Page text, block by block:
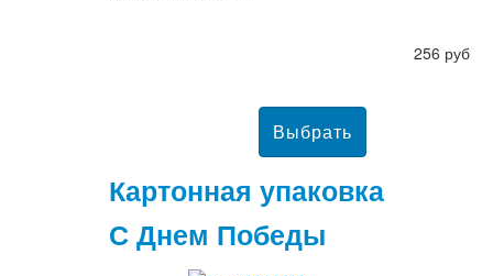
256 руб
Картонная упаковка
С Днем Победы